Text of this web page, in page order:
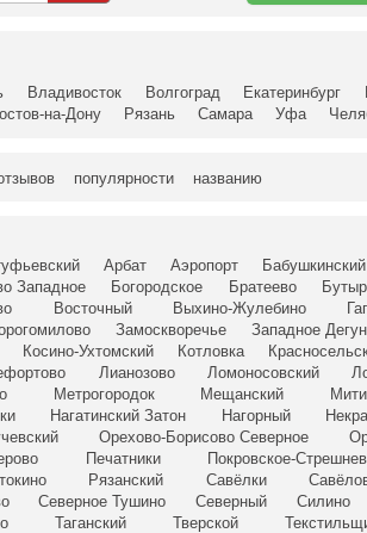
Владивосток Волгоград Екатеринбург
на-Дону Рязань Самара Уфа
популярности названию
Арбат Аэропорт Бабушкинский
Западное Богородское Братеево
Восточный Выхино-Жулебино
Замоскворечье Западное
Косино-Ухтомский Котловка
Лианозово Ломоносовский
Метрогородок Мещанский
Нагатинский Затон Нагорный
Орехово-Борисово Северное
Печатники Покровское-
Рязанский Савёлки
Северное Тушино Северный Силино
Таганский Тверской